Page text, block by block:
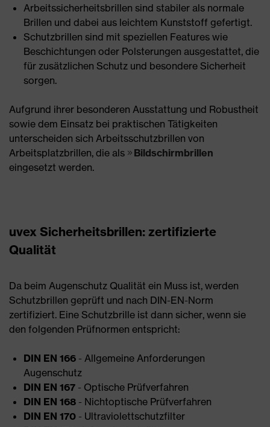
Arbeitssicherheitsbrillen sind stabiler als normale
Brillen und dabei aus leichtem Kunststoff gefertigt.
Schutzbrillen sind mit speziellen Features wie
Beschichtungen oder Polsterungen ausgestattet, die
für zusätzlichen Schutz und besondere Sicherheit
sorgen.
Aufgrund ihrer besonderen Ausstattung und Robustheit
sowie dem Einsatz bei praktischen Tätigkeiten
unterscheiden sich Arbeitsschutzbrillen von
Arbeitsplatzbrillen, die als
Bildschirmbrillen
eingesetzt werden.
uvex Sicherheitsbrillen: zertifizierte
Qualität
Da beim Augenschutz Qualität ein Muss ist, werden
Schutzbrillen geprüft und nach DIN-EN-Norm
zertifiziert. Eine Schutzbrille ist dann sicher, wenn sie
den folgenden Prüfnormen entspricht:
DIN EN 166 - Allgemeine Anforderungen
Augenschutz
DIN EN 167 - Optische Prüfverfahren
DIN EN 168 - Nichtoptische Prüfverfahren
DIN EN 170 - Ultraviolettschutzfilter